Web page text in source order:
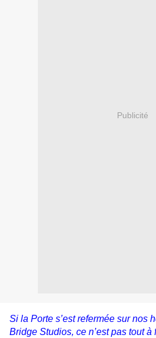
Publicité
Si la Porte s’est refermée sur nos
Bridge Studios, ce n’est pas tout à